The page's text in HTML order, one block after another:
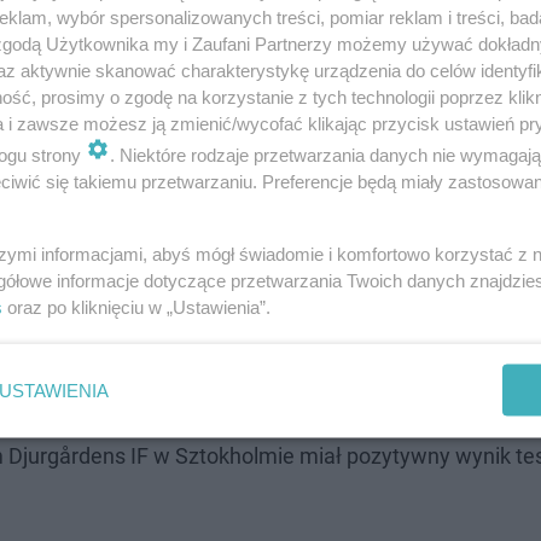
1/4 finału LKE
Bułgarskiej były dotąd szczęśliwe. Na meczu z
kolejny wspaniały wieczór. Zresztą na taki
to ostatni raz polski klub występował w
informację. UEFA postanowiła zawiesić na trzy
IF w Sztokholmie miał pozytywny wynik
wybór spersonalizowanych treści, pomiar reklam i treści,
Użytkownika my i Zaufani Partnerzy możemy używać
aktywnie skanować charakterystykę urządzenia do celów
prosimy o zgodę na korzystanie z tych technologii poprzez
i zawsze możesz ją zmienić/wycofać klikając przycisk ustawień
strony
. Niektóre rodzaje przetwarzania danych nie
się takiemu przetwarzaniu. Preferencje będą miały
informacjami, abyś mógł świadomie i komfortowo korzystać z
informacje dotyczące przetwarzania Twoich danych
oraz po kliknięciu w „Ustawienia”.
USTAWIENIA